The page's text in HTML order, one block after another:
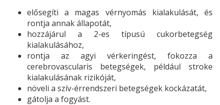
elősegíti a magas vérnyomás kialakulását, és
rontja annak állapotát,
hozzájárul a 2-es típusú cukorbetegség
kialakulásához,
rontja az agyi vérkeringést, fokozza a
cerebrovascularis betegségek, például stroke
kialakulásának rizikóját,
növeli a szív-érrendszeri betegségek kockázatát,
gátolja a fogyást.